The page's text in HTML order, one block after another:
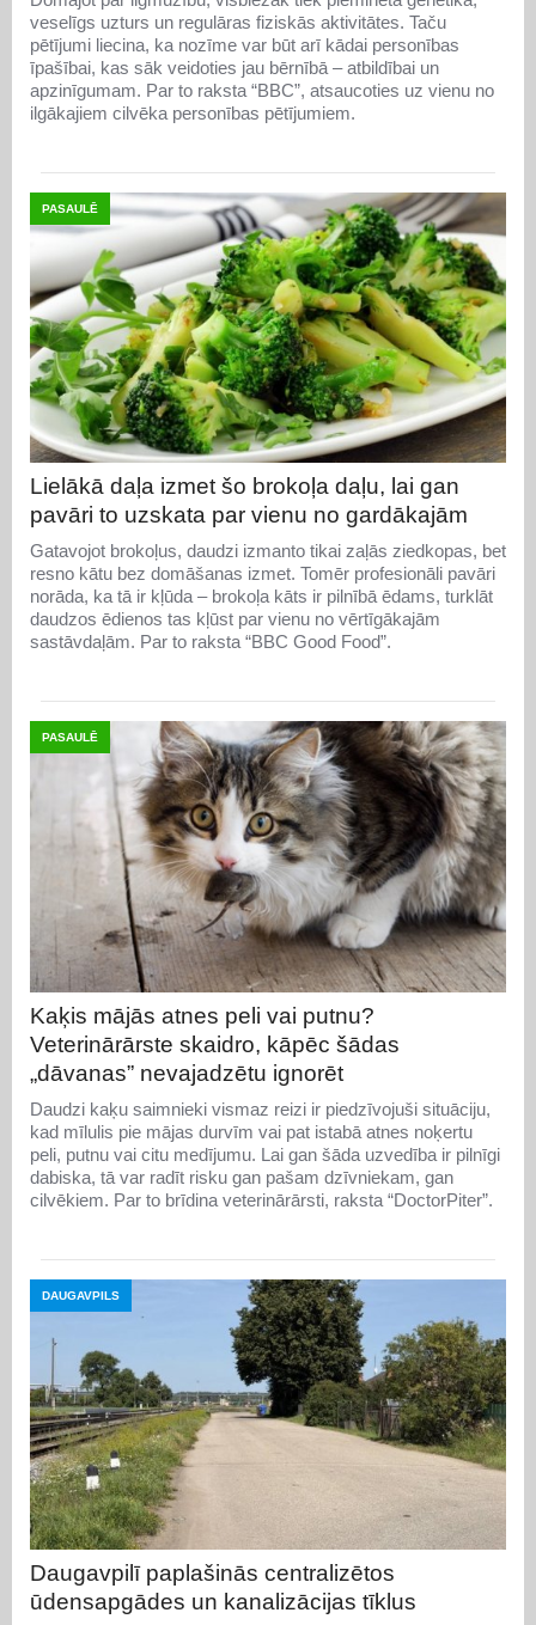
veselīgs uzturs un regulāras fiziskās aktivitātes. Taču
pētījumi liecina, ka nozīme var būt arī kādai personības
īpašībai, kas sāk veidoties jau bērnībā – atbildībai un
apzinīgumam. Par to raksta “BBC”, atsaucoties uz vienu no
ilgākajiem cilvēka personības pētījumiem.
PASAULĒ
Lielākā daļa izmet šo brokoļa daļu, lai gan
pavāri to uzskata par vienu no gardākajām
Gatavojot brokoļus, daudzi izmanto tikai zaļās ziedkopas, bet
resno kātu bez domāšanas izmet. Tomēr profesionāli pavāri
norāda, ka tā ir kļūda – brokoļa kāts ir pilnībā ēdams, turklāt
daudzos ēdienos tas kļūst par vienu no vērtīgākajām
sastāvdaļām. Par to raksta “BBC Good Food”.
PASAULĒ
Kaķis mājās atnes peli vai putnu?
Veterinārārste skaidro, kāpēc šādas
„dāvanas” nevajadzētu ignorēt
Daudzi kaķu saimnieki vismaz reizi ir piedzīvojuši situāciju,
kad mīlulis pie mājas durvīm vai pat istabā atnes noķertu
peli, putnu vai citu medījumu. Lai gan šāda uzvedība ir pilnīgi
dabiska, tā var radīt risku gan pašam dzīvniekam, gan
cilvēkiem. Par to brīdina veterinārārsti, raksta “DoctorPiter”.
DAUGAVPILS
Daugavpilī paplašinās centralizētos
ūdensapgādes un kanalizācijas tīklus